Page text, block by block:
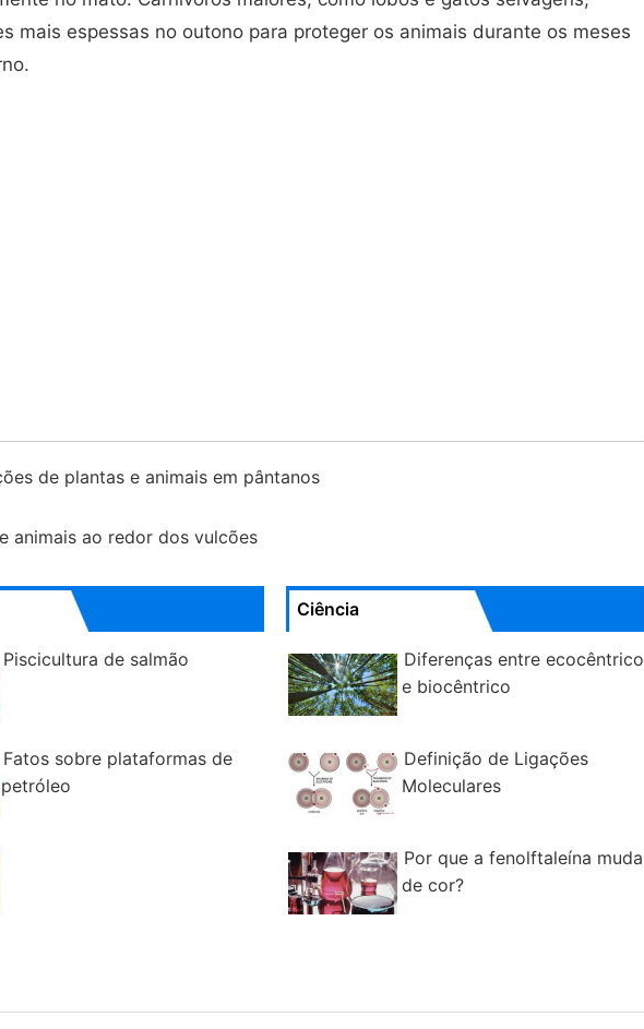
mais espessas no outono para proteger os animais durante os meses
de plantas e animais em pântanos
animais ao redor dos vulcões
Piscicultura de salmão
Fatos sobre plataformas de
petróleo
Ciência
Diferenças entre ecocêntrico
e biocêntrico
Definição de Ligações
Moleculares
Por que a fenolftaleína muda
de cor?